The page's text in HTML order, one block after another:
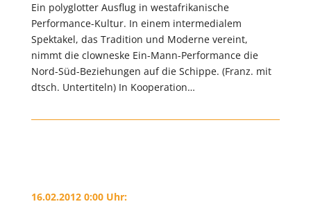
Ein polyglotter Ausflug in westafrikanische
Performance-Kultur. In einem intermedialem
Spektakel, das Tradition und Moderne vereint,
nimmt die clowneske Ein-Mann-Performance die
Nord-Süd-Beziehungen auf die Schippe. (Franz. mit
dtsch. Untertiteln) In Kooperation…
16.02.2012 0:00 Uhr: